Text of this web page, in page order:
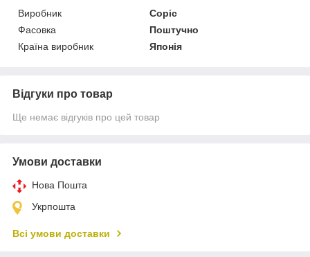
Виробник
Copic
Фасовка
Поштучно
Країна виробник
Японія
Відгуки про товар
Ще немає відгуків про цей товар
Умови доставки
Нова Пошта
Укрпошта
Всі умови доставки